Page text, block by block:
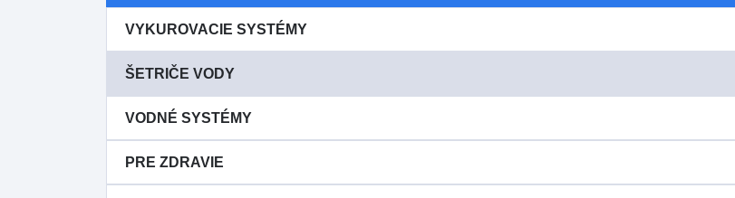
VYKUROVACIE SYSTÉMY
ŠETRIČE VODY
VODNÉ SYSTÉMY
PRE ZDRAVIE